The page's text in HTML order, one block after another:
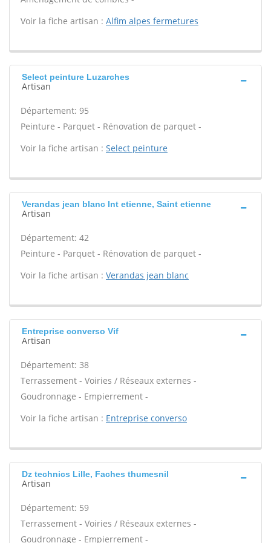
Voir la fiche artisan : Alfim alpes fermetures
Select peinture Luzarches
Artisan
Département: 95
Peinture - Parquet - Rénovation de parquet -
Voir la fiche artisan : Select peinture
Verandas jean blanc Int etienne, Saint etienne
Artisan
Département: 42
Peinture - Parquet - Rénovation de parquet -
Voir la fiche artisan : Verandas jean blanc
Entreprise converso Vif
Artisan
Département: 38
Terrassement - Voiries / Réseaux externes -
Goudronnage - Empierrement -
Voir la fiche artisan : Entreprise converso
Dz technics Lille, Faches thumesnil
Artisan
Département: 59
Terrassement - Voiries / Réseaux externes -
Goudronnage - Empierrement -